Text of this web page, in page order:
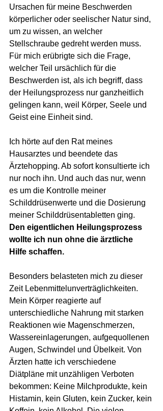
Ursachen für meine Beschwerden
körperlicher oder seelischer Natur sind,
um zu wissen, an welcher
Stellschraube gedreht werden muss.
Für mich erübrigte sich die Frage,
welcher Teil ursächlich für die
Beschwerden ist, als ich begriff, dass
der Heilungsprozess nur ganzheitlich
gelingen kann, weil Körper, Seele und
Geist eine Einheit sind.
Ich hörte auf den Rat meines
Hausarztes und beendete das
Ärztehopping. Ab sofort konsultierte ich
nur noch ihn. Und auch das nur, wenn
es um die Kontrolle meiner
Schilddrüsenwerte und die Dosierung
meiner Schilddrüsentabletten ging.
Den eigentlichen Heilungsprozess
wollte ich nun ohne die ärztliche
Hilfe schaffen.
Besonders belasteten mich zu dieser
Zeit Lebenmittelunverträglichkeiten.
Mein Körper reagierte auf
unterschiedliche Nahrung mit starken
Reaktionen wie Magenschmerzen,
Wassereinlagerungen, aufgequollenen
Augen, Schwindel und Übelkeit. Von
Ärzten hatte ich verschiedene
Diätpläne mit unzähligen Verboten
bekommen: Keine Milchprodukte, kein
Histamin, kein Gluten, kein Zucker, kein